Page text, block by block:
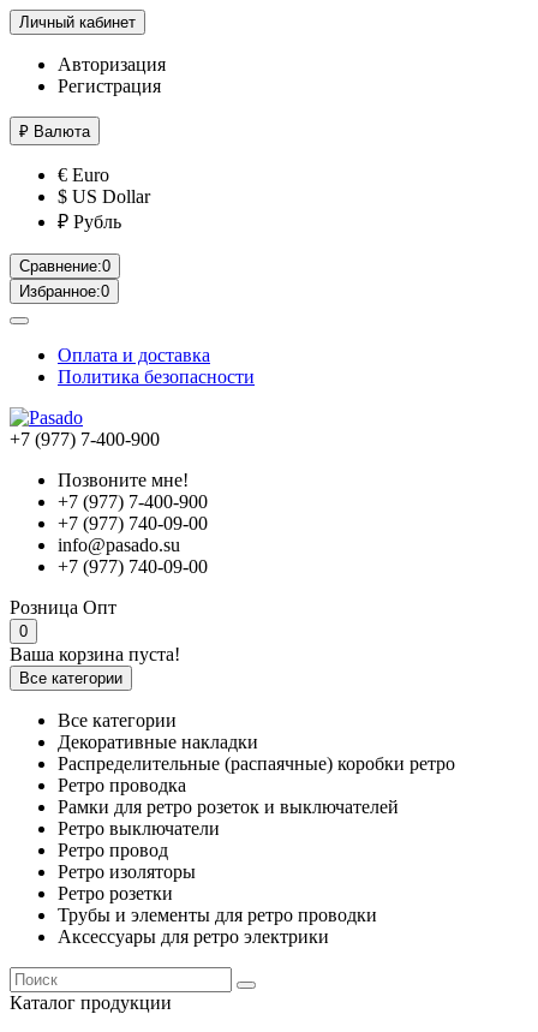
Личный кабинет
Авторизация
Регистрация
₽ Валюта
€ Euro
$ US Dollar
₽ Рубль
Сравнение:0
Избранное:0
Оплата и доставка
Политика безопасности
+7 (977) 7-400-900
Позвоните мне!
+7 (977) 7-400-900
+7 (977) 740-09-00
info@pasado.su
+7 (977) 740-09-00
Розница Опт
0
Ваша корзина пуста!
Все категории
Все категории
Декоративные накладки
Распределительные (распаячные) коробки ретро
Ретро проводка
Рамки для ретро розеток и выключателей
Ретро выключатели
Ретро провод
Ретро изоляторы
Ретро розетки
Трубы и элементы для ретро проводки
Аксессуары для ретро электрики
Каталог продукции